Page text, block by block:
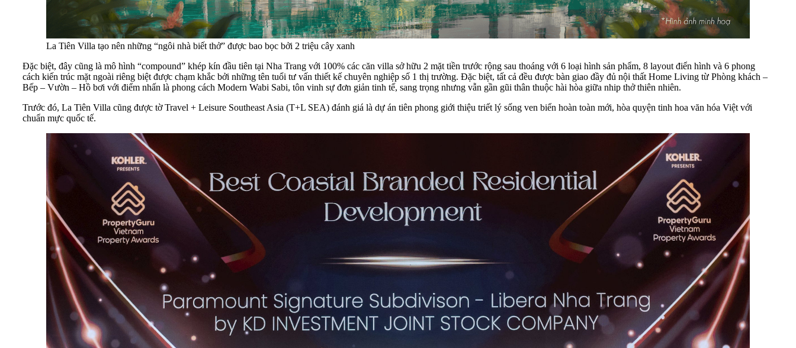
La Tiên Villa tạo nên những “ngôi nhà biết thở” được bao bọc bởi 2 triệu cây xanh
Đặc biệt, đây cũng là mô hình “compound” khép kín đầu tiên tại Nha Trang với 100% các căn villa sở hữu 2 mặt tiền trước rộng sau thoáng với 6 loại hình sản phẩm, 8 layout điển hình và 6 phong
cách kiến trúc mặt ngoài riêng biệt được chạm khắc bởi những tên tuổi tư vấn thiết kế chuyên nghiệp số 1 thị trường. Đặc biệt, tất cả đều được bàn giao đầy đủ nội thất Home Living từ Phòng khách –
Bếp – Vườn – Hồ bơi với điểm nhấn là phong cách Modern Wabi Sabi, tôn vinh sự đơn giản tinh tế, sang trọng nhưng vẫn gần gũi thân thuộc hài hòa giữa nhip thở thiên nhiên.
Trước đó, La Tiên Villa cũng được tờ Travel + Leisure Southeast Asia (T+L SEA) đánh giá là dự án tiên phong giới thiệu triết lý sống ven biển hoàn toàn mới, hòa quyện tinh hoa văn hóa Việt với
chuẩn mực quốc tế.